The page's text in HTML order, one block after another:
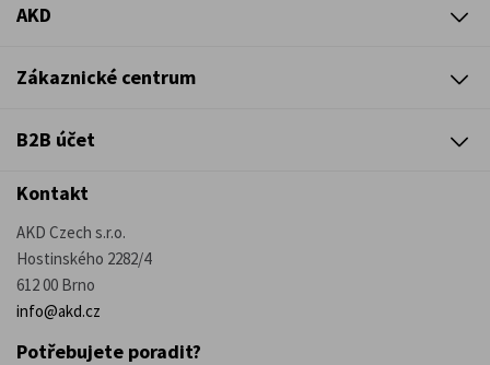
AKD
Zákaznické centrum
B2B účet
Kontakt
AKD Czech s.r.o.
Hostinského 2282/4
612 00 Brno
info@akd.cz
Potřebujete poradit?